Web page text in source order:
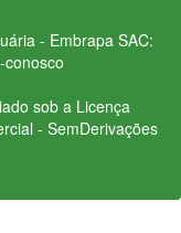
- Embrapa SAC:
conosco
sob a Licença
- SemDerivações